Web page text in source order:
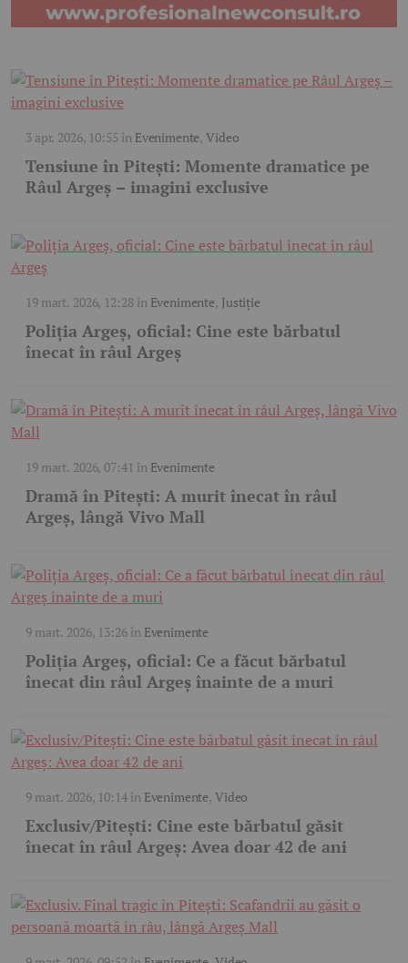
3 apr. 2026, 10:55 în Evenimente,Video
Tensiune în Pitești: Momente dramatice pe
Râul Argeș – imagini exclusive
19 mart. 2026, 12:28în Evenimente, Justiție
Poliția Argeș, oficial: Cine este bărbatul
înecat în râul Argeș
19 mart. 2026, 07:41 în Evenimente
Dramă în Pitești: A murit înecat în râul
Argeș, lângă Vivo Mall
9 mart. 2026, 13:26în Evenimente
Poliția Argeș, oficial: Ce a făcut bărbatul
înecat din râul Argeș înainte de a muri
9 mart. 2026, 10:14în Evenimente,Video
Exclusiv/Pitești: Cine este bărbatul găsit
înecat în râul Argeș: Avea doar 42 de ani